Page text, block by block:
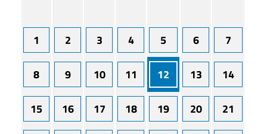
1 2 3 4 5 6 7
8 9 10 11 12 13 14
15 16 17 18 19 20 21